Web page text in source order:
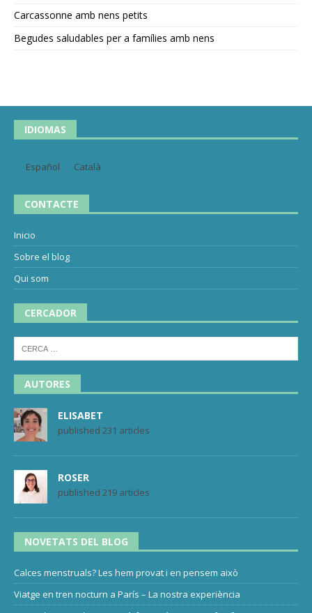
Carcassonne amb nens petits
Begudes saludables per a famílies amb nens
IDIOMAS
Español Català
CONTACTE
Inicio
Sobre el blog
Qui som
CERCADOR
AUTORES
ELISABET
published 231 articles
ROSER
published 219 articles
NOVETATS DEL BLOG
Calces menstruals? Les hem provat i en pensem això
Viatge en tren nocturn a París – La nostra experiència